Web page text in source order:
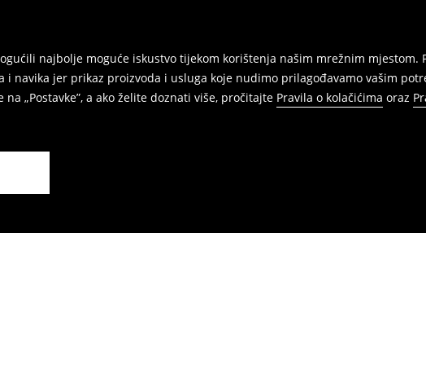
najbolje moguće iskustvo tijekom korištenja našim mrežnim mjestom.
navika jer prikaz proizvoda i usluga koje nudimo prilagođavamo vašim
„Postavke”, a ako želite doznati više, pročitajte Pravila o kolačićima oraz